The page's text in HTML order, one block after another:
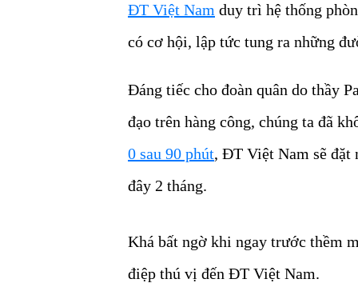
ĐT Việt Nam duy trì hệ thống
có cơ hội, lập tức tung ra những
Đáng tiếc cho đoàn quân do thầy
đạo trên hàng công, chúng ta đã
0 sau 90 phút, ĐT Việt Nam sẽ đặt
đây 2 tháng.
Khá bất ngờ khi ngay trước thềm
điệp thú vị đến ĐT Việt Nam.